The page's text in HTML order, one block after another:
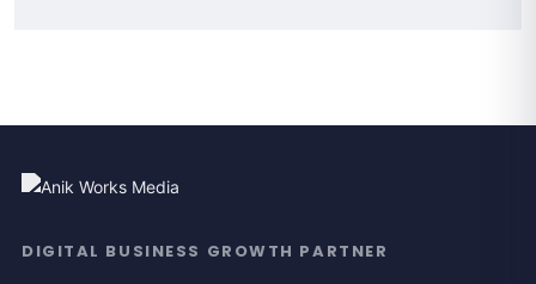
DIGITAL BUSINESS GROWTH PARTNER